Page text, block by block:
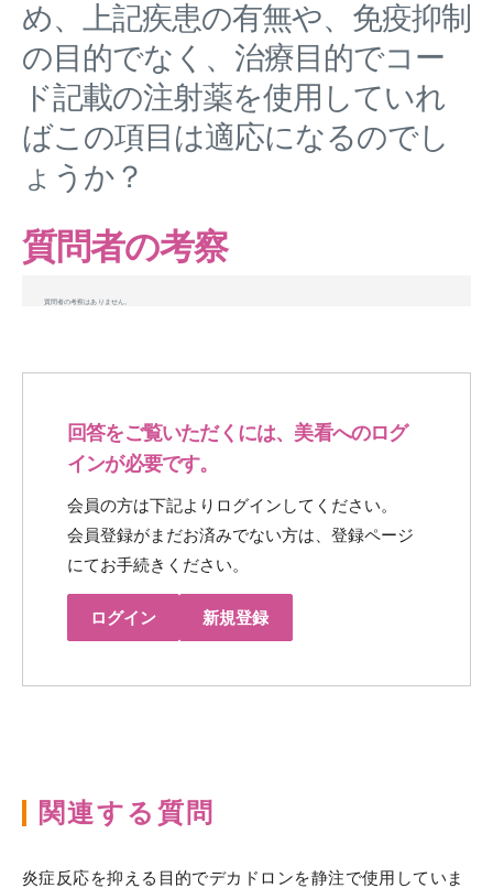
め、上記疾患の有無や、免疫抑制
の目的でなく、治療目的でコー
ド記載の注射薬を使用していれ
ばこの項目は適応になるのでし
ょうか？
質問者の考察
質問者の考察はありません。
回答をご覧いただくには、美看へのログ
インが必要です。
会員の方は下記よりログインしてください。
会員登録がまだお済みでない方は、登録ページ
にてお手続きください。
ログイン 新規登録
関連する質問
炎症反応を抑える目的でデカドロンを静注で使用していま